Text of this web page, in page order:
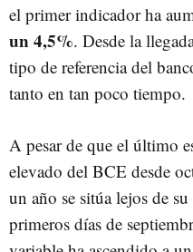
el primer indicador ha
un 4,5%. Desde la
tipo de referencia del
tanto en tan poco tiempo.
A pesar de que el último
elevado del BCE desde
un año se sitúa lejos de
primeros días de